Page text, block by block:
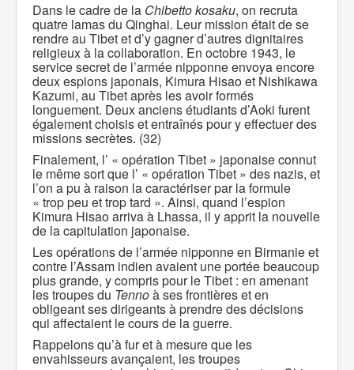
Dans le cadre de la Chibetto kosaku, on recruta
quatre lamas du Qinghai. Leur mission était de se
rendre au Tibet et d’y gagner d’autres dignitaires
religieux à la collaboration. En octobre 1943, le
service secret de l’armée nipponne envoya encore
deux espions japonais, Kimura Hisao et Nishikawa
Kazumi, au Tibet après les avoir formés
longuement. Deux anciens étudiants d’Aoki furent
également choisis et entraînés pour y effectuer des
missions secrètes. (32)
Finalement, l’ « opération Tibet » japonaise connut
le même sort que l’ « opération Tibet » des nazis, et
l’on a pu à raison la caractériser par la formule
« trop peu et trop tard ». Ainsi, quand l’espion
Kimura Hisao arriva à Lhassa, il y apprit la nouvelle
de la capitulation japonaise.
Les opérations de l’armée nipponne en Birmanie et
contre l’Assam indien avaient une portée beaucoup
plus grande, y compris pour le Tibet : en amenant
les troupes du Tennoà ses frontières et en
obligeant ses dirigeants à prendre des décisions
qui affectaient le cours de la guerre.
Rappelons qu’à fur et à mesure que les
envahisseurs avançaient, les troupes